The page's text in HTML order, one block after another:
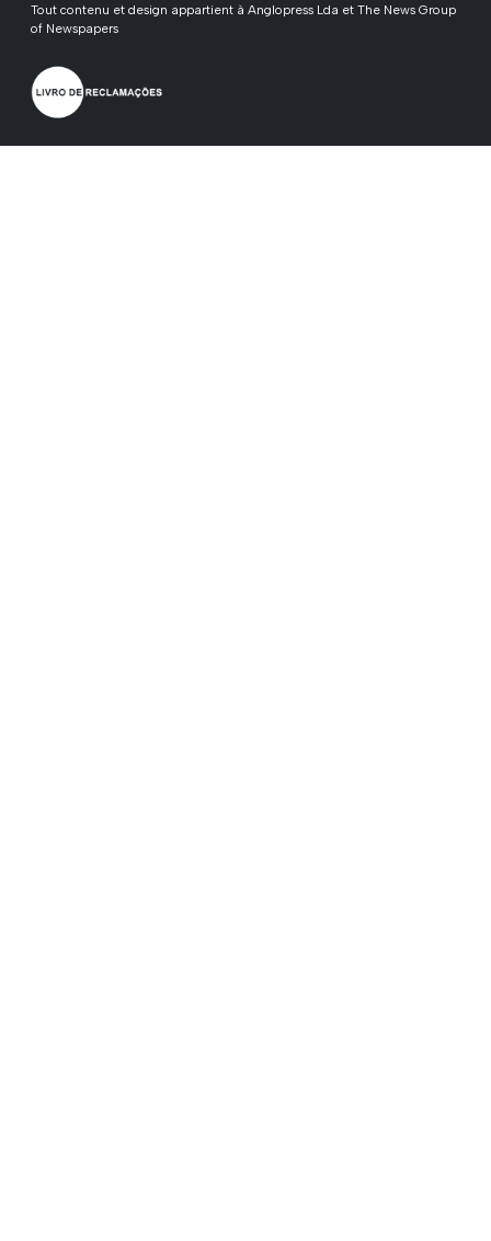
Tout contenu et design appartient à Anglopress Lda et The News Group
of Newspapers